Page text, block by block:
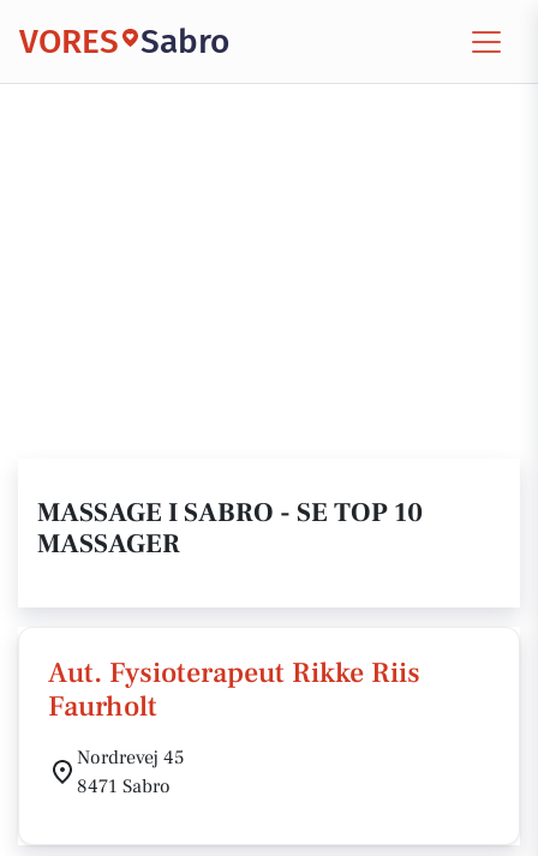
VORES Sabro
MASSAGE I SABRO - SE TOP 10
MASSAGER
Aut. Fysioterapeut Rikke Riis
Faurholt
Nordrevej 45
8471 Sabro